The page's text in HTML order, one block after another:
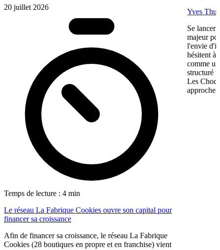
20 juillet 2026
Temps de lecture : 4 min
Le réseau La Fabrique Cookies ouvre son capital pour
financer sa croissance
Afin de financer sa croissance, le réseau La Fabrique
Cookies (28 boutiques en propre et en franchise) vient
Yves
Se lancer
majeur
l'envie
hésitent à
comme
structuré
Les
approche,